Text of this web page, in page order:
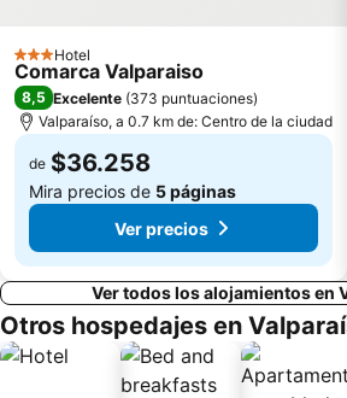
3 Estrellas
Hotel
Comarca Valparaiso
8,5 Excelente (373 puntuaciones)
Valparaíso, a 0.7 km de: Centro de la ciudad
de $36.258
Mira precios de 5 páginas
Ver precios
Ver todos los alojamientos en
Otros hospedajes en